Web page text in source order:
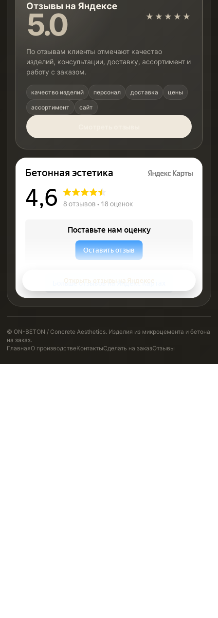
Отзывы на Яндексе
5.0 ★★★★★
По отзывам клиенты отмечают качество
изделий, консультации, доставку, ассортимент и
работу с заказом.
качество изделий персонал доставка цены
ассортимент сайт
© ON-BETON / Concrete Aesthetics. Изделия из микроцемента и бетона
на заказ.
ГлавнаяО производствеКонтактыСделать на заказОтзывы